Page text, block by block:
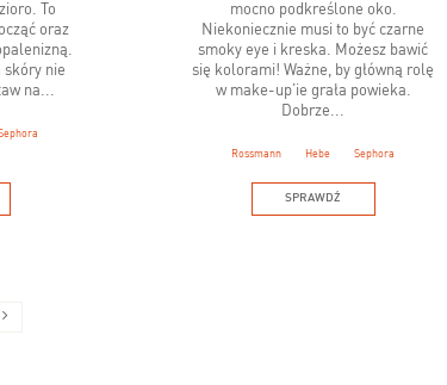
To
oraz
skóry nie
na...
mocno podkreślone oko.
Niekoniecznie musi to być czarne
smoky eye i kreska. Możesz bawić
się kolorami! Ważne, by główną rolę
w make-up’ie grała powieka.
Dobrze...
Rossmann Hebe Sephora
SPRAWDŹ